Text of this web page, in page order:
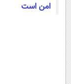
امن است